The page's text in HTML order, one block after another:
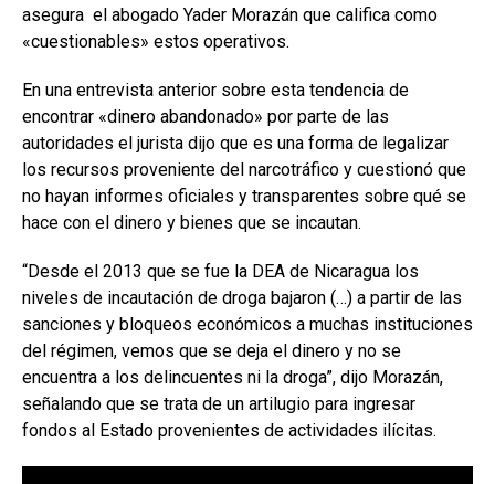
asegura el abogado Yader Morazán que califica como
«cuestionables» estos operativos.
En una entrevista anterior sobre esta tendencia de
encontrar «dinero abandonado» por parte de las
autoridades el jurista dijo que es una forma de legalizar
los recursos proveniente del narcotráfico y cuestionó que
no hayan informes oficiales y transparentes sobre qué se
hace con el dinero y bienes que se incautan.
“Desde el 2013 que se fue la DEA de Nicaragua los
niveles de incautación de droga bajaron (…) a partir de las
sanciones y bloqueos económicos a muchas instituciones
del régimen, vemos que se deja el dinero y no se
encuentra a los delincuentes ni la droga”, dijo Morazán,
señalando que se trata de un artilugio para ingresar
fondos al Estado provenientes de actividades ilícitas.